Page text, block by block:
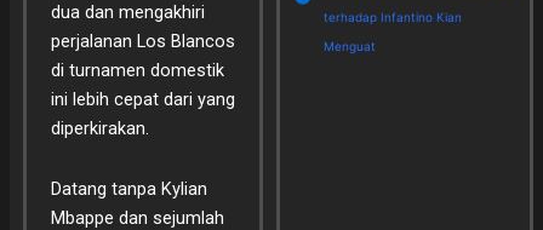
dua dan mengakhiri
perjalanan Los Blancos
di turnamen domestik
ini lebih cepat dari yang
diperkirakan.
Datang tanpa Kylian
Mbappe dan sejumlah
terhadap Infantino Kian
Menguat